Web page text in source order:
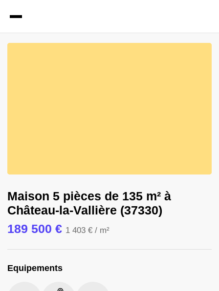
Maison 5 pièces de 135 m² à
Château-la-Vallière (37330)
189 500 € 1 403 € / m²
Equipements